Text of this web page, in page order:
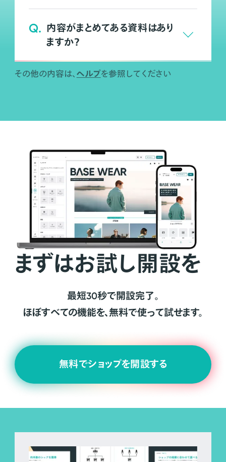
Q. 内容がまとめてある資料はあり
ますか？
その他の内容は、 ヘルプを参照してください
まずはお試し開設を
最短30秒で開設完了。
ほぼすべての機能を、無料で使って試せます。
無料でショップを開設する